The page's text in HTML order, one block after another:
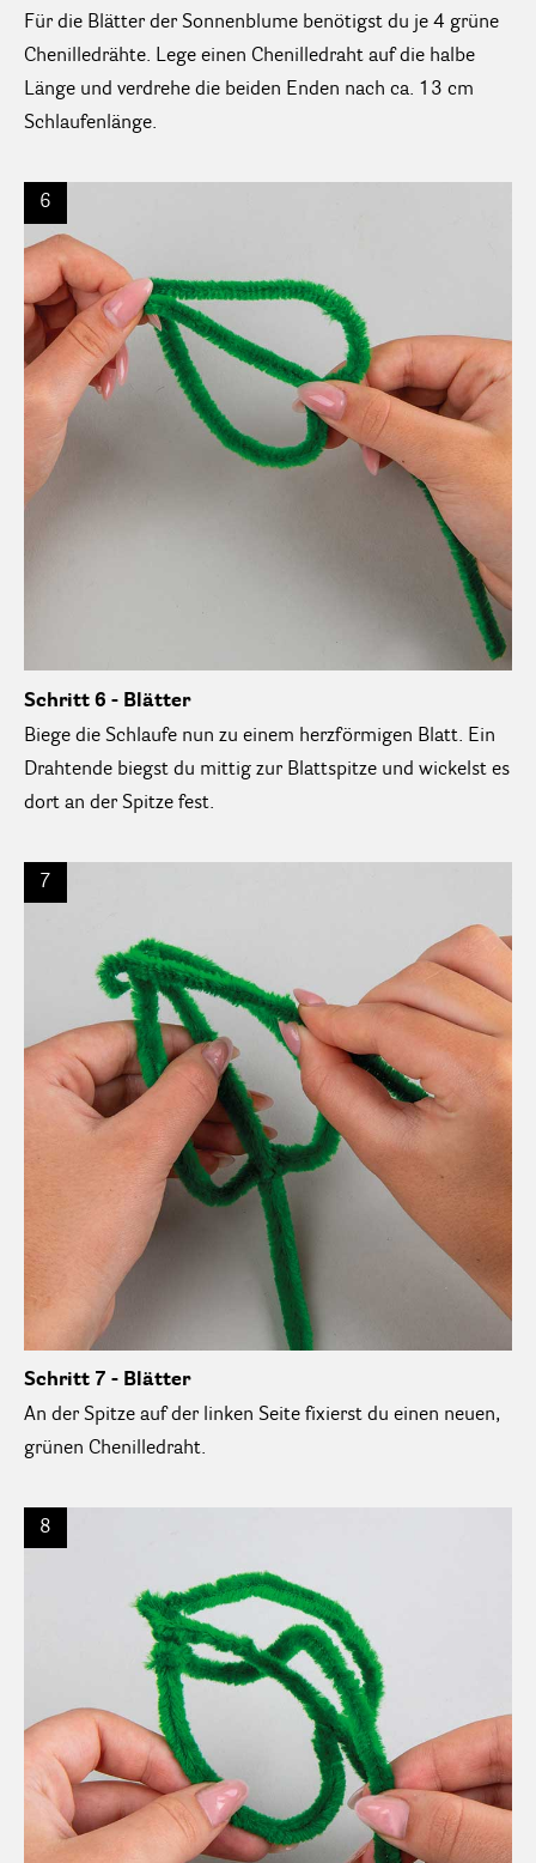
Für die Blätter der Sonnenblume benötigst du je 4 grüne
Chenilledrähte. Lege einen Chenilledraht auf die halbe
Länge und verdrehe die beiden Enden nach ca. 13 cm
Schlaufenlänge.
6
Schritt 6 - Blätter
Biege die Schlaufe nun zu einem herzförmigen Blatt. Ein
Drahtende biegst du mittig zur Blattspitze und wickelst es
dort an der Spitze fest.
7
Schritt 7 - Blätter
An der Spitze auf der linken Seite fixierst du einen neuen,
grünen Chenilledraht.
8